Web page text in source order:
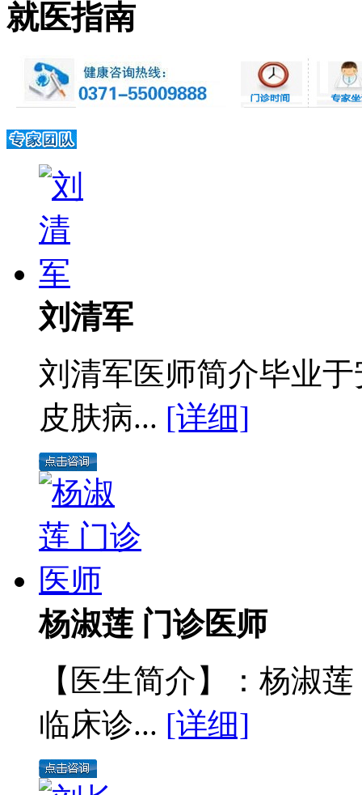
就医指南
刘清军
刘清军医师简介毕业
皮肤病... [详细]
杨淑莲 门诊医师
【医生简介】：杨淑
临床诊... [详细]